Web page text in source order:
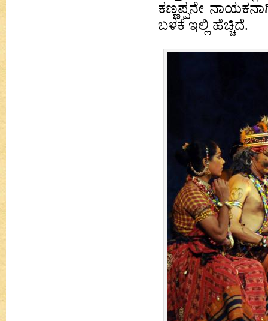
ಕಣ್ಣಪ್ಪನೇ
ಬಳಕೆ ಇಲ್ಲಿ ಹೆಚ್ಚಿದೆ.